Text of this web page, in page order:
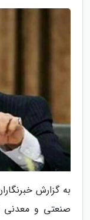
به گزارش
صنعتی و معدنی